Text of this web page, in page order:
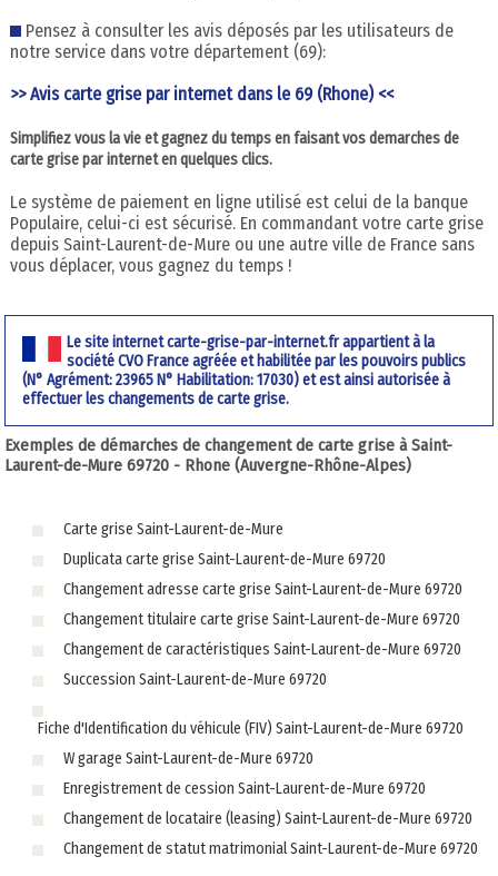
Pensez à consulter les avis déposés par les utilisateurs de
notre service dans votre département (69):
>> Avis carte grise par internet dans le 69 (Rhone) <<
Simplifiez vous la vie et gagnez du temps en faisant vos demarches de
carte grise par internet en quelques clics.
Le système de paiement en ligne utilisé est celui de la banque
Populaire, celui-ci est sécurisé. En commandant votre carte grise
depuis Saint-Laurent-de-Mure ou une autre ville de France sans
vous déplacer, vous gagnez du temps !
Le site internet carte-grise-par-internet.fr appartient à la
société CVO France agréée et habilitée par les pouvoirs publics
(N° Agrément: 23965 N° Habilitation: 17030) et est ainsi autorisée à
effectuer les changements de carte grise.
Exemples de démarches de changement de carte grise à Saint-
Laurent-de-Mure 69720 - Rhone (Auvergne-Rhône-Alpes)
Carte grise Saint-Laurent-de-Mure
Duplicata carte grise Saint-Laurent-de-Mure 69720
Changement adresse carte grise Saint-Laurent-de-Mure 69720
Changement titulaire carte grise Saint-Laurent-de-Mure 69720
Changement de caractéristiques Saint-Laurent-de-Mure 69720
Succession Saint-Laurent-de-Mure 69720
Fiche d'Identification du véhicule (FIV) Saint-Laurent-de-Mure 69720
W garage Saint-Laurent-de-Mure 69720
Enregistrement de cession Saint-Laurent-de-Mure 69720
Changement de locataire (leasing) Saint-Laurent-de-Mure 69720
Changement de statut matrimonial Saint-Laurent-de-Mure 69720